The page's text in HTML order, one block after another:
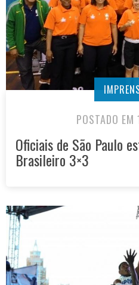
POSTADO
Oficiais de São Paulo
Brasileiro 3×3